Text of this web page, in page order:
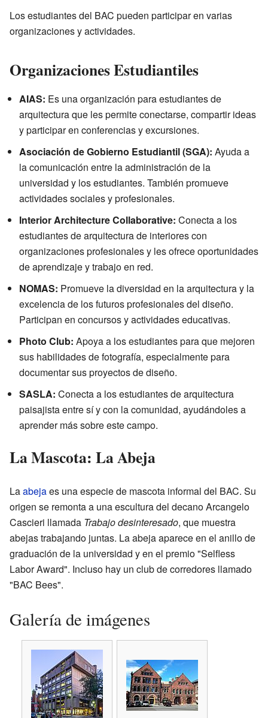
Los estudiantes del BAC pueden participar en varias
organizaciones y actividades.
Organizaciones Estudiantiles
AIAS: Es una organización para estudiantes de
arquitectura que les permite conectarse, compartir ideas
y participar en conferencias y excursiones.
Asociación de Gobierno Estudiantil (SGA): Ayuda a
la comunicación entre la administración de la
universidad y los estudiantes. También promueve
actividades sociales y profesionales.
Interior Architecture Collaborative: Conecta a los
estudiantes de arquitectura de interiores con
organizaciones profesionales y les ofrece oportunidades
de aprendizaje y trabajo en red.
NOMAS: Promueve la diversidad en la arquitectura y la
excelencia de los futuros profesionales del diseño.
Participan en concursos y actividades educativas.
Photo Club: Apoya a los estudiantes para que mejoren
sus habilidades de fotografía, especialmente para
documentar sus proyectos de diseño.
SASLA: Conecta a los estudiantes de arquitectura
paisajista entre sí y con la comunidad, ayudándoles a
aprender más sobre este campo.
La Mascota: La Abeja
Laabejaes una especie de mascota informal del BAC. Su
origen se remonta a una escultura del decano Arcangelo
Cascieri llamada Trabajo desinteresado, que muestra
abejas trabajando juntas. La abeja aparece en el anillo de
graduación de la universidad y en el premio "Selfless
Labor Award". Incluso hay un club de corredores llamado
"BAC Bees".
Galería de imágenes